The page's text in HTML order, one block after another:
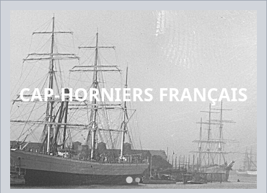
CAP-HORNIERS FRANÇAIS